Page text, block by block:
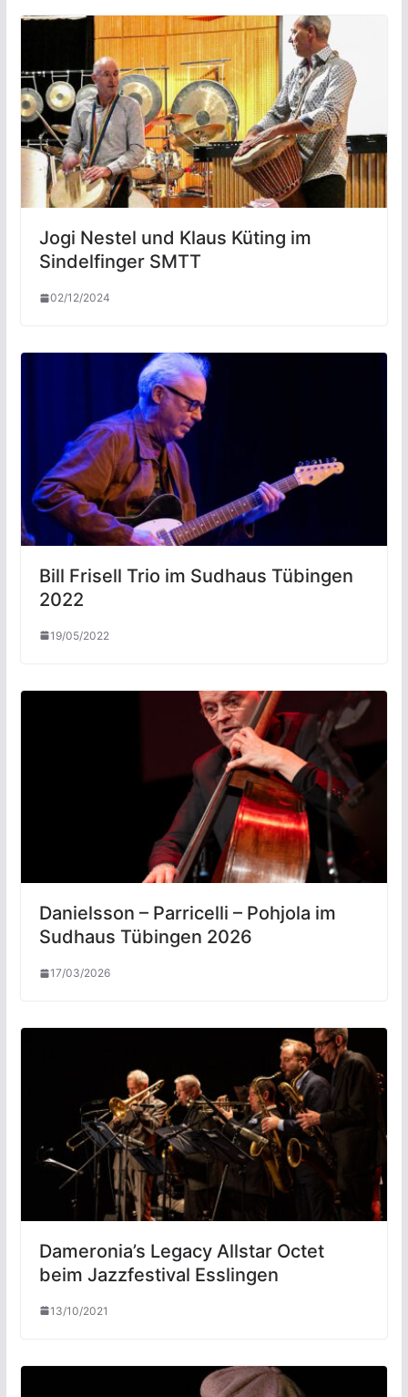
Jogi Nestel und Klaus Küting im
Sindelfinger SMTT
02/12/2024
Bill Frisell Trio im Sudhaus Tübingen
2022
19/05/2022
Danielsson – Parricelli – Pohjola im
Sudhaus Tübingen 2026
17/03/2026
Dameronia’s Legacy Allstar Octet
beim Jazzfestival Esslingen
13/10/2021